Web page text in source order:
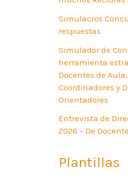
Simulacros
respuestas
Simulador de
herramienta
Docentes de
Coordinadores y
Orientadores
Entrevista de
2026 – De
Plantillas